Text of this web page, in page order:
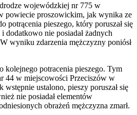
wojewódzkiej nr 775 w
powiecie proszowickim, jak wynika ze
potrącenia pieszego, który poruszał się
dodatkowo nie posiadał żadnych
wyniku zdarzenia mężczyzny poniósł
kolejnego potracenia pieszego. Tym
44 w miejscowości Przeciszów w
ustalono, pieszy poruszał się
nie posiadał elementów
obrażeń mężczyzna zmarł.